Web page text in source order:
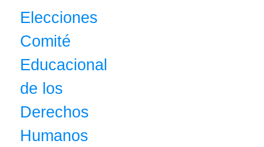
Elecciones
Comité
Educacional
de los
Derechos
Humanos